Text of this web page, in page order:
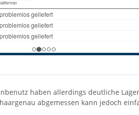
haben allerdings deutliche
abgemessen kann jedoch